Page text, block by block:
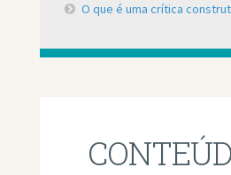
O que é uma crítica